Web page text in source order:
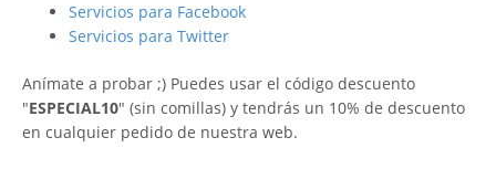
Servicios para Facebook
Servicios para Twitter
Anímate a probar ;) Puedes usar el código descuento
"ESPECIAL10" (sin comillas) y tendrás un 10% de descuento
en cualquier pedido de nuestra web.